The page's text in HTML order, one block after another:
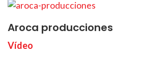
Aroca producciones
Vídeo